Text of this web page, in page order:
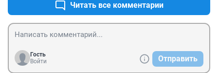
Читать все комментарии
Гость
Войти
Отправить